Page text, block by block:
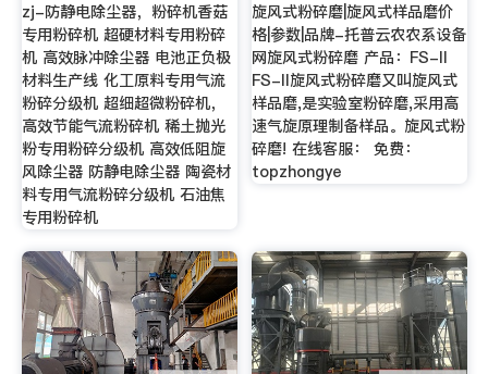
zj-防静电除尘器，粉碎机香菇
专用粉碎机 超硬材料专用粉碎
机 高效脉冲除尘器 电池正负极
材料生产线 化工原料专用气流
粉碎分级机 超细超微粉碎机，
高效节能气流粉碎机 稀土抛光
粉专用粉碎分级机 高效低阻旋
风除尘器 防静电除尘器 陶瓷材
料专用气流粉碎分级机 石油焦
专用粉碎机
旋风式粉碎磨|旋风式样品磨价
格|参数|品牌-托普云农农系设备
网旋风式粉碎磨 产品：FS-II
FS-II旋风式粉碎磨又叫旋风式
样品磨,是实验室粉碎磨,采用高
速气旋原理制备样品。旋风式粉
碎磨! 在线客服： 免费：
topzhongye